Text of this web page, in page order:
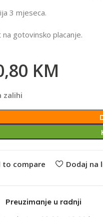
3 mjeseca.
na gotovinsko placanje.
KM
zalihi
to compare Dodaj na
Preuzimanje u radnji